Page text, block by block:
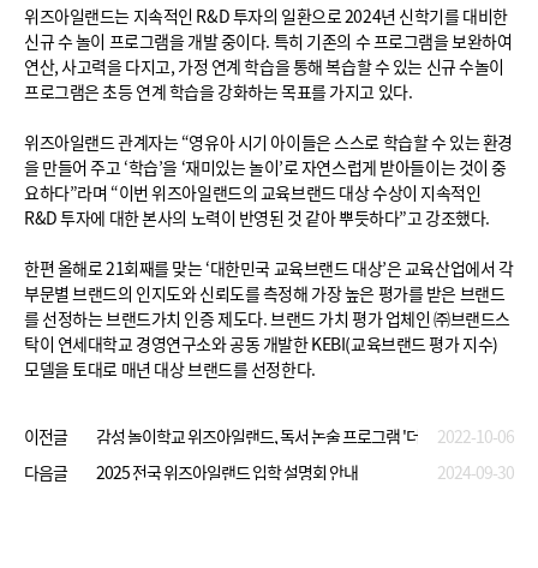
위즈아일랜드는 지속적인 R&D 투자의 일환으로 2024년 신학기를 대비한
신규 수 놀이 프로그램을 개발 중이다. 특히 기존의 수 프로그램을 보완하여
연산, 사고력을 다지고, 가정 연계 학습을 통해 복습할 수 있는 신규 수놀이
프로그램은 초등 연계 학습을 강화하는 목표를 가지고 있다.
위즈아일랜드 관계자는 “영유아 시기 아이들은 스스로 학습할 수 있는 환경
을 만들어 주고 ‘학습’을 ‘재미있는 놀이’로 자연스럽게 받아들이는 것이 중
요하다”라며 “이번 위즈아일랜드의 교육브랜드 대상 수상이 지속적인
R&D 투자에 대한 본사의 노력이 반영된 것 같아 뿌듯하다”고 강조했다.
한편 올해로 21회째를 맞는 ‘대한민국 교육브랜드 대상’은 교육산업에서 각
부문별 브랜드의 인지도와 신뢰도를 측정해 가장 높은 평가를 받은 브랜드
를 선정하는 브랜드가치 인증 제도다. 브랜드 가치 평가 업체인 ㈜브랜드스
탁이 연세대학교 경영연구소와 공동 개발한 KEBI(교육브랜드 평가 지수)
모델을 토대로 매년 대상 브랜드를 선정한다.
이전글 감성 놀이학교 위즈아일랜드, 독서 논술 프로그램 '더 혜윰' 출시
2022-10-06
다음글
2025 전국 위즈아일랜드 입학 설명회 안내 2024-09-30